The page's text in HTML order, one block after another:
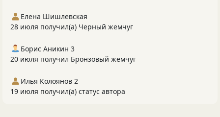
Елена Шишлевская
28 июля получил(а) Черный жемчуг
Борис Аникин 3
20 июля получил Бронзовый жемчуг
Илья Колоянов 2
19 июля получил(а) статус автора